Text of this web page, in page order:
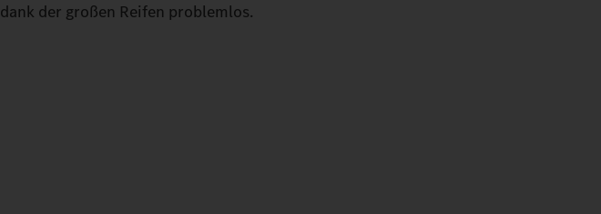
dank der großen Reifen problemlos.